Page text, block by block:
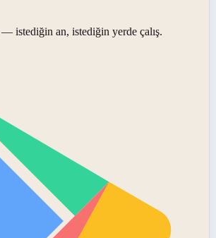
istediğin an, istediğin yerde çalış.